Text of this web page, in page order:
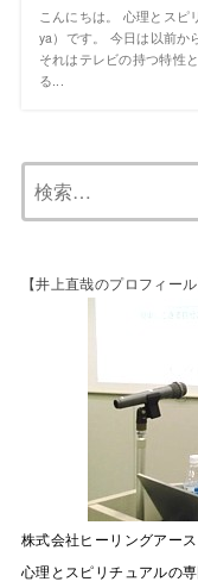
こんにちは。 心理とス
ya）です。 今日は以前か
それはテレビの持つ特性
る...
【井上直哉のプロフィール
株式会社ヒーリングアー
心理とスピリチュアルの